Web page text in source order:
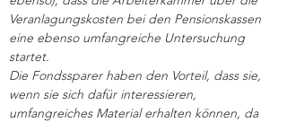
Veranlagungskosten bei den Pensionskassen
eine ebenso umfangreiche Untersuchung
startet.
Die Fondssparer haben den Vorteil, dass sie,
wenn sie sich dafür interessieren,
umfangreiches Material erhalten können, da